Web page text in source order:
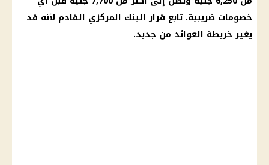
خصومات ضريبية. تابع قرار البنك المركزي القادم لأنه قد
يغير خريطة العوائد من جديد.